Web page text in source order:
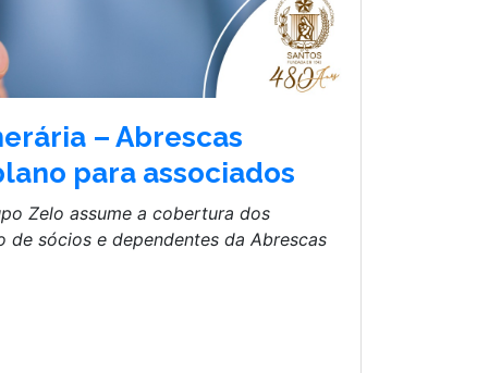
– Abrescas
para associados
Zelo assume a cobertura dos
de sócios e dependentes da Abrescas